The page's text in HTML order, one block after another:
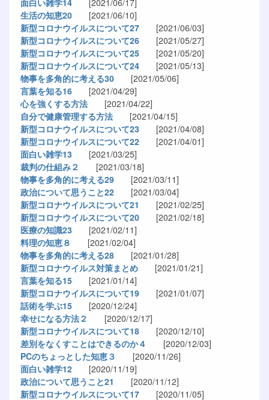
生活の知恵20[2021/06/10]
新型コロナウイルスについて27[2021/06/03]
新型コロナウイルスについて26[2021/05/27]
新型コロナウイルスについて25[2021/05/20]
新型コロナウイルスについて24[2021/05/13]
物事を多角的に考える30[2021/05/06]
言葉を知る16[2021/04/29]
心を強くする方法[2021/04/22]
自分で健康管理する方法[2021/04/15]
新型コロナウイルスについて23[2021/04/08]
新型コロナウイルスについて22[2021/04/01]
面白い雑学13[2021/03/25]
裁判の仕組み２
[2021/03/18]
物事を多角的に考える29[2021/03/11]
政治について思うこと22[2021/03/04]
新型コロナウイルスについて21 [2021/02/25]
新型コロナウイルスについて20[2021/02/18]
医療の知識23[2021/02/11]
料理の知恵８ [2021/02/04]
物事を多角的に考える28[2021/01/28]
新型コロナウイルス対策まとめ[2021/01/21]
言葉を知る15[2021/01/14]
新型コロナウイルスについて19[2021/01/07]
話術を学ぶ15[2020/12/24]
幸せになる方法２
[2020/12/17]
新型コロナウイルスについて18[2020/12/10]
差別をなくすことはできるのか４ [2020/12/03]
PCのちょっとした知恵３ [2020/11/26]
面白い雑学12[2020/11/19]
政治について思うこと21 [2020/11/12]
新型コロナウイルスについて17[2020/11/05]